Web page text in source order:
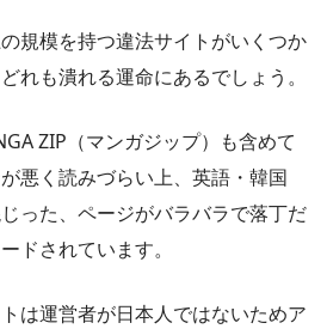
規模を持つ違法サイトがいくつか
れも潰れる運命にあるでしょう。
ZIP（マンガジップ）も含めて
悪く読みづらい上、英語・韓国
った、ページがバラバラで落丁だ
ドされています。
は運営者が日本人ではないためア